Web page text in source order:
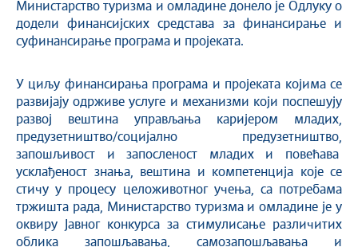
Министарство туризма и омладине донело је Одлуку о
додели финансијских средстава за финансирање и
суфинансирање програма и пројеката.
У циљу финансирањa програма и пројеката којима се
развијају одрживе услуге и механизми који поспешују
развој вештина управљања каријером младих,
предузетништво/социјално предузетништво,
запошљивост и запосленост младих и повећава
усклађеност знања, вештина и компетенција које се
стичу у процесу целоживотног учења, са потребама
тржишта рада, Министарство туризма и омладине је у
оквиру Jавног конкурса за стимулисање различитих
облика запошљавања, самозапошљавања и